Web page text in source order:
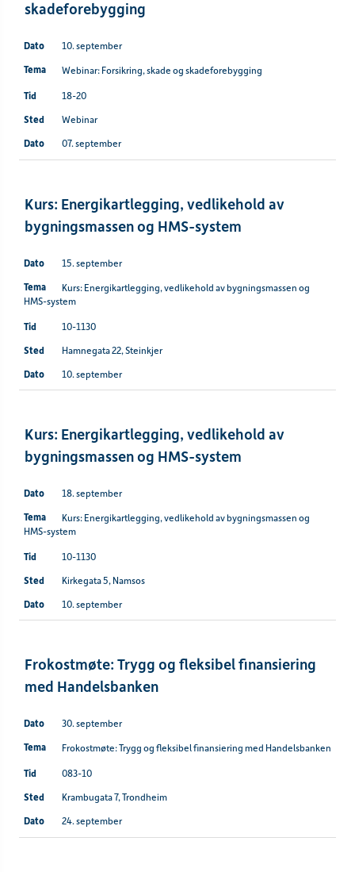
skadeforebygging
10. september
Webinar: Forsikring, skade og skadeforebygging
18-20
Webinar
07. september
Kurs: Energikartlegging, vedlikehold av
bygningsmassen og HMS-system
15. september
Kurs: Energikartlegging, vedlikehold av bygningsmassen og
HMS-system
10-1130
Hamnegata 22, Steinkjer
10. september
Kurs: Energikartlegging, vedlikehold av
bygningsmassen og HMS-system
18. september
Kurs: Energikartlegging, vedlikehold av bygningsmassen og
HMS-system
10-1130
Kirkegata 5, Namsos
10. september
Frokostmøte: Trygg og fleksibel finansiering
med Handelsbanken
30. september
Frokostmøte: Trygg og fleksibel finansiering med Handelsbanken
083-10
Krambugata 7, Trondheim
24. september